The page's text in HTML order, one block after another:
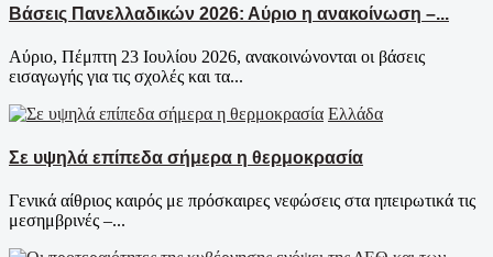
Βάσεις Πανελλαδικών 2026: Αύριο η ανακοίνωση –...
Αύριο, Πέμπτη 23 Ιουλίου 2026, ανακοινώνονται οι βάσεις
εισαγωγής για τις σχολές και τα...
Ελλάδα
Σε υψηλά επίπεδα σήμερα η θερμοκρασία
Γενικά αίθριος καιρός με πρόσκαιρες νεφώσεις στα ηπειρωτικά τις
μεσημβρινές –...